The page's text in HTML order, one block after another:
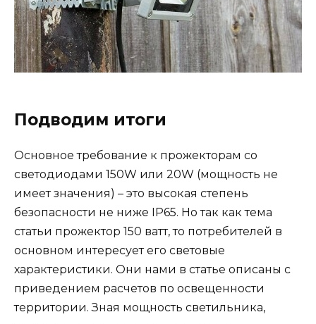
Подводим итоги
Основное требование к прожекторам со
светодиодами 150W или 20W (мощность не
имеет значения) – это высокая степень
безопасности не ниже IP65. Но так как тема
статьи прожектор 150 ватт, то потребителей в
основном интересует его световые
характеристики. Они нами в статье описаны с
приведением расчетов по освещенности
территории. Зная мощность светильника,